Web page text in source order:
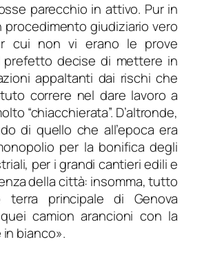
parecchio in attivo. Pur in
procedimento giudiziario vero
cui non vi erano le prove
prefetto decise di mettere in
appaltanti dai rischi che
correre nel dare lavoro a
“chiacchierata”. D’altronde,
di quello che all’epoca era
per la bonifica degli
per i grandi cantieri edili e
della città: insomma, tutto
terra principale di Genova
camion arancioni con la
in bianco».